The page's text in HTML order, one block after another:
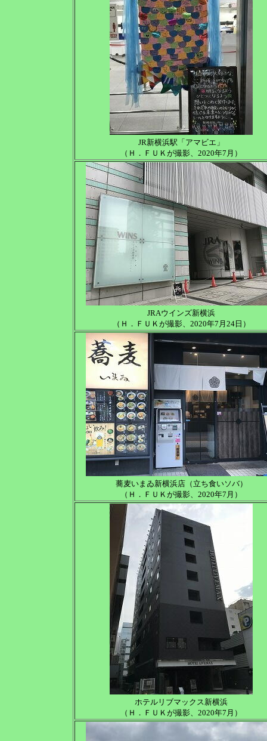
JR新横浜駅「アマビエ」
（Ｈ．ＦＵＫが撮影、2020年7月）
JRAウインズ新横浜
（Ｈ．ＦＵＫが撮影、2020年7月24日）
蕎麦いまゐ新横浜店（立ち食いソバ）
（Ｈ．ＦＵＫが撮影、2020年7月）
ホテルリブマックス新横浜
（Ｈ．ＦＵＫが撮影、2020年7月）